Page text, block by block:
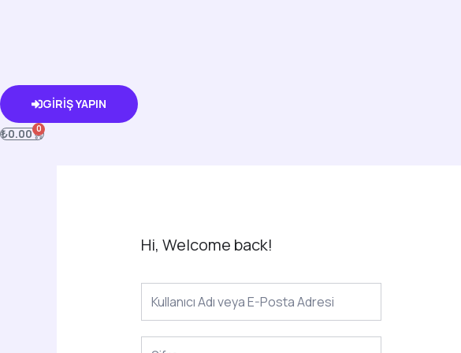
GIRIŞ YAPIN
₺0.00 0
CART
Hi, Welcome back!